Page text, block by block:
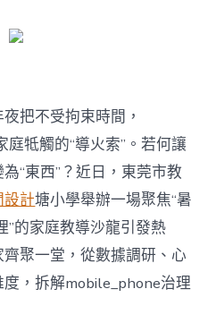
治
理
難
題？
讓
mobilJIUYI
俱
意
空
間
設
把不受拘束時間，
牴觸的“導火索”。若何讓
“東西”？近日，東莞市教
設計塘小學舉辦一場聚焦“暑
”的家庭教導沙龍引發熱
聚一堂，從數據調研、心
，拆解mobile_phone治理